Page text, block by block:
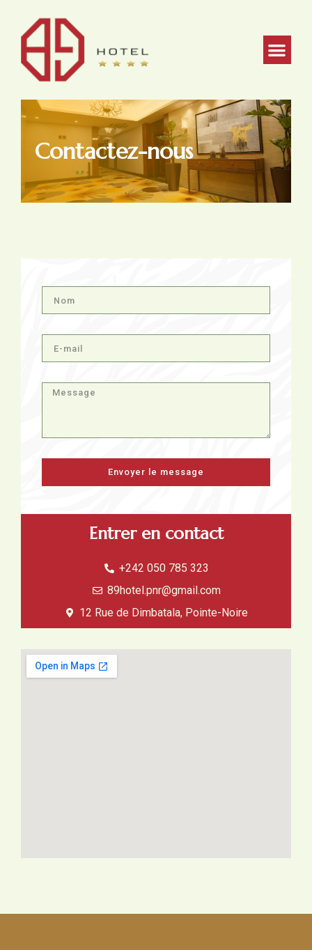
Contactez-nous
Envoyer le message
Entrer en contact
+242 050 785 323
89hotel.pnr@gmail.com
12 Rue de Dimbatala, Pointe-Noire